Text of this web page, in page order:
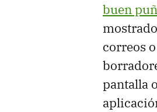
buen
correos
pantalla